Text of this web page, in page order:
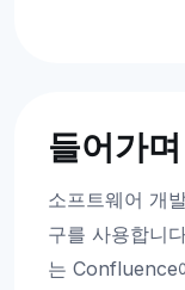
들어가며
소프트웨어 개
구를 사용합니
는 Confluence